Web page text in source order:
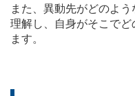
また、異動先がどのよ
理解し、自身がそこで
ます。